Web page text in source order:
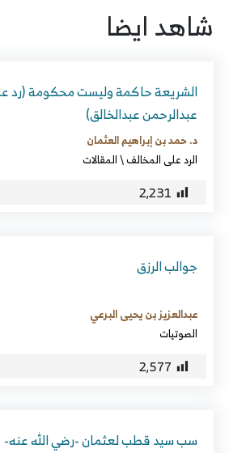
شاهد ايضا
الشريعة حاكمة وليست محكومة (رد
عبدالرحمن عبدالخالق)
د. حمد بن إبراهيم العثمان
الرد على المخالف\المقالات
2٬231
جوالب الرزق
عبدالعزيز بن يحيى البرعي
الصوتيات
2٬577
سب سيد قطب لعثمان -رضي الله عنه-